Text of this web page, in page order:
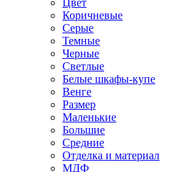
Цвет
Коричневые
Серые
Темные
Черные
Светлые
Белые шкафы-купе
Венге
Размер
Маленькие
Большие
Средние
Отделка и материал
МДФ